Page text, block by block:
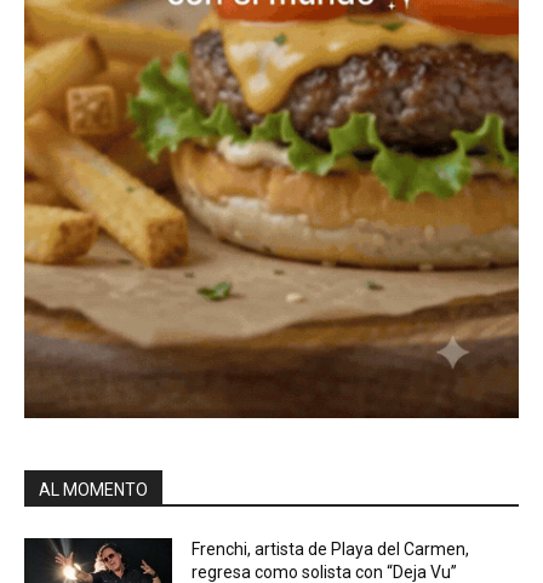
AL MOMENTO
Frenchi, artista de Playa del Carmen,
regresa como solista con “Deja Vu”